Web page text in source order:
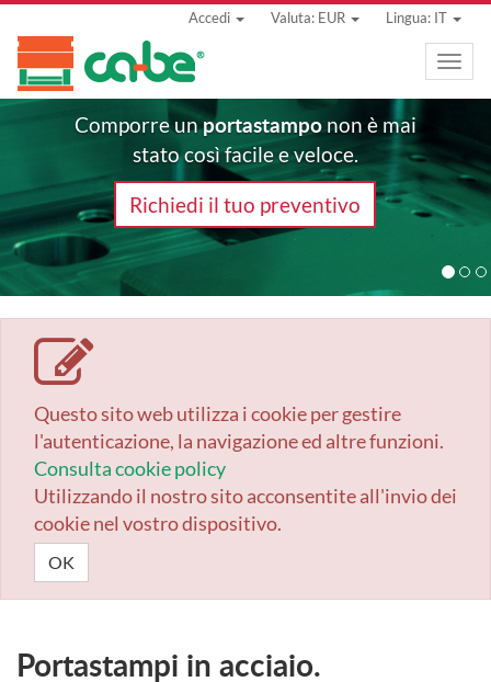
Lingua: IT
Valuta: EUR
Accedi
Toggle
Comporre unportastamponon è mai
stato così facile e veloce.
Richiedi il tuo preventivo
Questo sito web utilizza i cookie per gestire
l'autenticazione, la navigazione ed altre funzioni.
Consulta cookie policy
Utilizzando il nostro sito acconsentite all'invio dei
cookie nel vostro dispositivo.
OK
Portastampi in acciaio.